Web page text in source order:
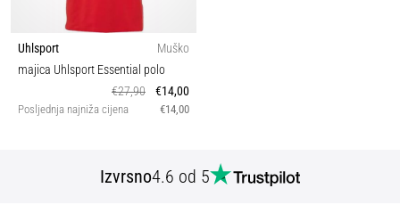
Uhlsport
Muško
majica Uhlsport Essential polo
€27,90
€14,00
Posljednja najniža cijena €14,00
Izvrsno4.6 od 5